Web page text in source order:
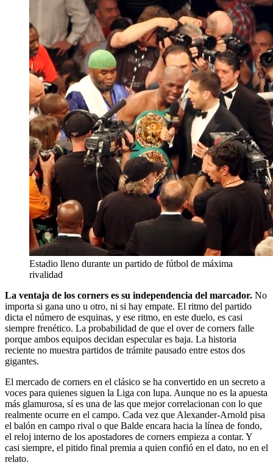
Estadio lleno durante un partido de fútbol de máxima
rivalidad
La ventaja de los corners es su independencia del marcador. No
importa si gana uno u otro, ni si hay empate. El ritmo del partido
dicta el número de esquinas, y ese ritmo, en este duelo, es casi
siempre frenético. La probabilidad de que el over de corners falle
porque ambos equipos decidan especular es baja. La historia
reciente no muestra partidos de trámite pausado entre estos dos
gigantes.
El mercado de corners en el clásico se ha convertido en un secreto a
voces para quienes siguen la Liga con lupa. Aunque no es la apuesta
más glamurosa, sí es una de las que mejor correlacionan con lo que
realmente ocurre en el campo. Cada vez que Alexander-Arnold pisa
el balón en campo rival o que Balde encara hacia la línea de fondo,
el reloj interno de los apostadores de corners empieza a contar. Y
casi siempre, el pitido final premia a quien confió en el dato, no en el
relato.